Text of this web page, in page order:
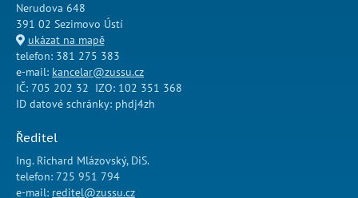
Nerudova 648
391 02 Sezimovo Ústí
ukázat na mapě
telefon: 381 275 383
e-mail: kancelar@zussu.cz
IČ: 705 202 32 IZO: 102 351 368
ID datové schránky: phdj4zh
Ředitel
Ing. Richard Mlázovský, DiS.
telefon: 725 951 794
e-mail: reditel@zussu.cz